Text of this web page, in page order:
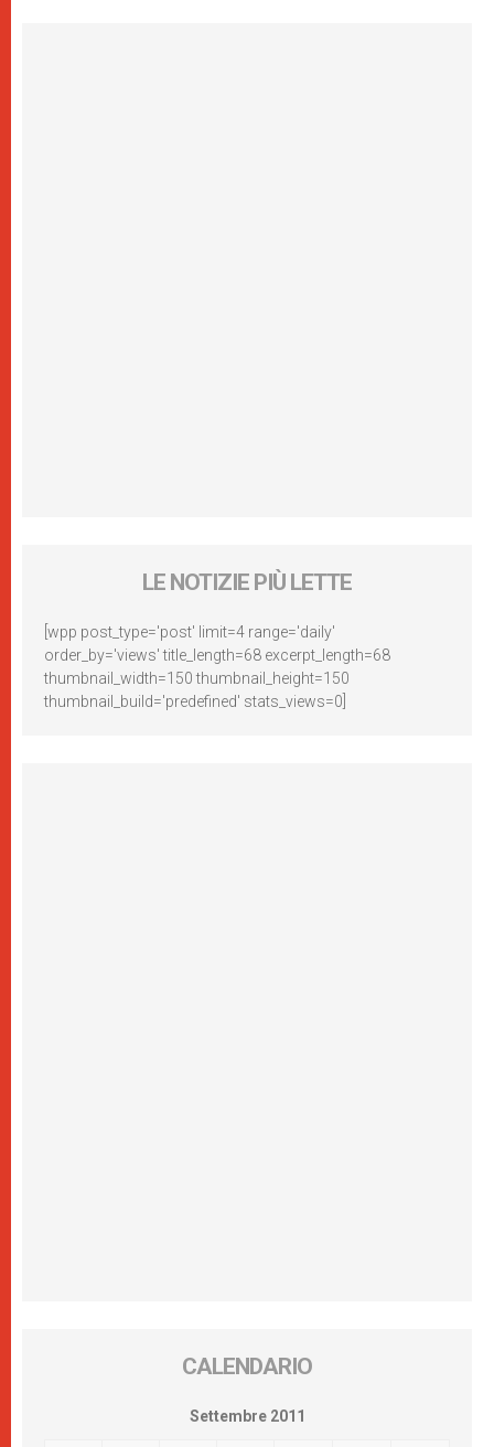
LE NOTIZIE PIÙ LETTE
[wpp post_type='post' limit=4 range='daily'
order_by='views' title_length=68 excerpt_length=68
thumbnail_width=150 thumbnail_height=150
thumbnail_build='predefined' stats_views=0]
CALENDARIO
Settembre 2011